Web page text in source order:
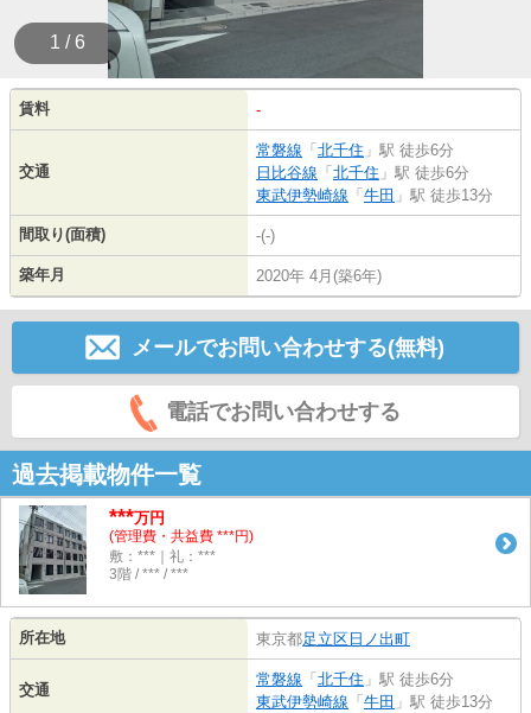
1 / 6
賃料 -
交通
常磐線 「 北千住 」駅 徒歩6分
日比谷線 「 北千住 」駅 徒歩6分
東武伊勢崎線 「 牛田 」駅 徒歩13分
間取り(面積) -(-)
築年月 2020年 4月(築6年)
メールでお問い合わせする(無料)
電話でお問い合わせする
過去掲載物件一覧
***万円
(管理費・共益費 ***円)
敷：***｜礼：***
3階 / *** / ***
所在地 東京都足立区 日ノ出町
交通
常磐線 「 北千住 」駅 徒歩6分
東武伊勢崎線 「 牛田 」駅 徒歩13分